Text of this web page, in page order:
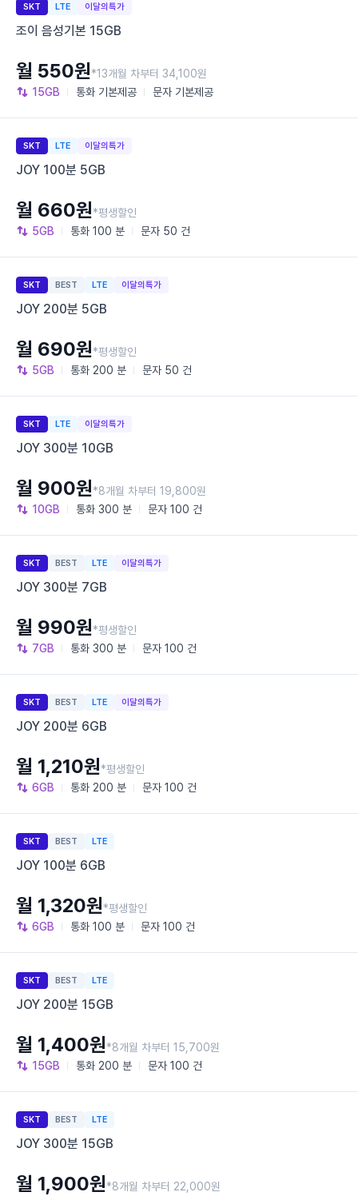
SKT LTE 이달의특가
조이 음성기본 15GB
15GB 통화 기본제공 문자 기본제공
월 550원*13개월 차부터 34,100원
SKT LTE 이달의특가
JOY 100분 5GB
5GB 통화 100 분 문자 50 건
월 660원*평생할인
SKT BEST LTE 이달의특가
JOY 200분 5GB
5GB 통화 200 분 문자 50 건
월 690원*평생할인
SKT LTE 이달의특가
JOY 300분 10GB
10GB 통화 300 분 문자 100 건
월 900원*8개월 차부터 19,800원
SKT BEST LTE 이달의특가
JOY 300분 7GB
7GB 통화 300 분 문자 100 건
월 990원*평생할인
SKT BEST LTE 이달의특가
JOY 200분 6GB
6GB 통화 200 분 문자 100 건
월 1,210원*평생할인
SKT BEST LTE
JOY 100분 6GB
6GB 통화 100 분 문자 100 건
월 1,320원*평생할인
SKT BEST LTE
JOY 200분 15GB
15GB 통화 200 분 문자 100 건
월 1,400원*8개월 차부터 15,700원
SKT BEST LTE
JOY 300분 15GB
월 1,900원*8개월 차부터 22,000원